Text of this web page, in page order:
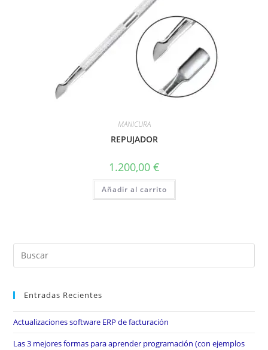
MANICURA
REPUJADOR
1.200,00 €
Añadir al carrito
Entradas Recientes
Actualizaciones software ERP de facturación
Las 3 mejores formas para aprender programación (con ejemplos